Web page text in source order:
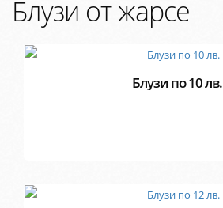
Блузи от жарсе
Блузи по 10 лв.